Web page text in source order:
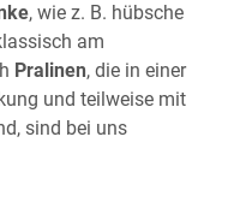
, wie z. B. hübsche
am
Pralinen, die in einer
und teilweise mit
sind bei uns